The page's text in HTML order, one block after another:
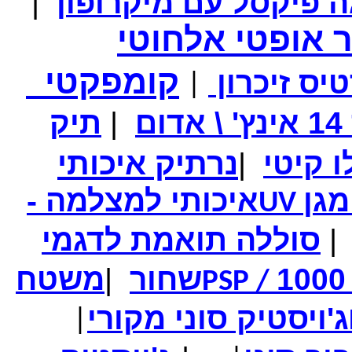
₪250.00 מחיר שוק
₪139.00 המחיר שלך
סיגריה אלקטרונית - לגמילה מעישון באריזה מהודרת
אופטי אלחוטי
קומפקטי
זיכרון
| תיק
|נרתיק איכותי
UVאיכותי למצלמה -
| סוללה תואמת לדגמי
PSP /שחור |משטח
ג'ויסטיק סוני מקורי